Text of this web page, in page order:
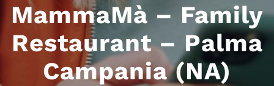
MammaMà – Family
Restaurant – Palma
Campania (NA)